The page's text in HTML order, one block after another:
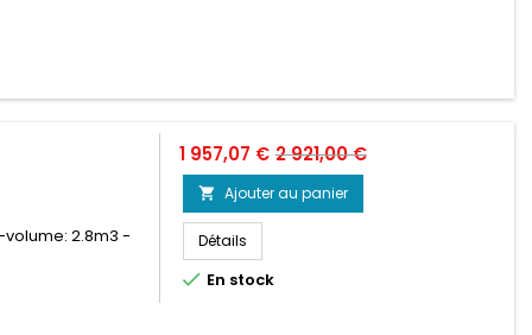
volume: 2.8m3 -
Prix
1 957,07 € Prix
base
2 921,00 €
 Ajouter au panier
Détails
 En stock